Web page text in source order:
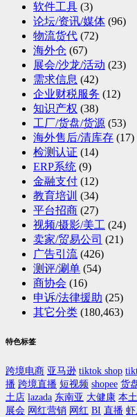
软件工具 (3)
论坛/资讯/媒体 (96)
物流货代 (72)
海外仓 (67)
展会/沙龙/活动 (23)
需求信息 (42)
企业财税服务 (12)
知识产权 (38)
工厂/货盘/货源 (53)
海外售后/清库存 (17)
检测认证 (14)
ERP系统 (9)
金融支付 (12)
教育培训 (34)
平台招商 (27)
视频/摄影/美工 (24)
卖家/贸易公司 (21)
广告引流 (426)
测评/涮单 (54)
商协会 (16)
申诉/法律援助 (25)
其它分类 (180,463)
特色标签
跨境电商 亚马逊 tiktok shop
播 跨境直播 短视频 shopee 货
土店 lazada 东南亚 大健康 本
展会 网红营销 网红 BI 直播 虾